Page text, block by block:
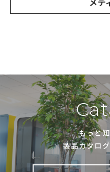
もっと
製品カタロ